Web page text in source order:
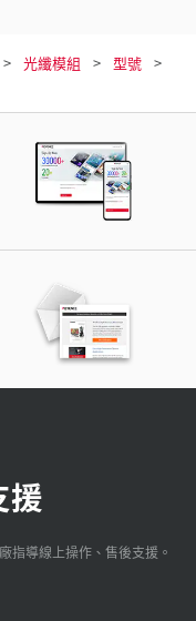
光纖模組
型號
援
指導線上操作、售後支援。